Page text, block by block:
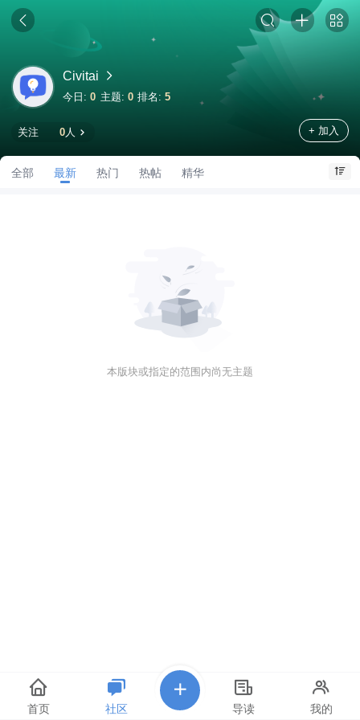
Civitai
今日: 0 主题: 0 排名:5
关注 0人 + 加入
全部 最新 热门 热帖 精华
本版块或指定的范围内尚无主题
首页 社区 导读 我的